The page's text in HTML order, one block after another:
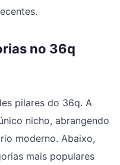
no 36q
pilares do 36q. A
nicho, abrangendo
moderno. Abaixo,
mais populares